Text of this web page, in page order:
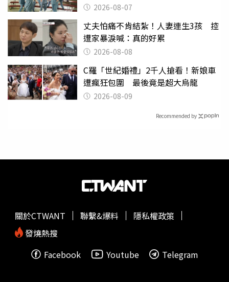
2026-08-07
丈夫怕痛不肯結紮！人妻連生3孩 控
遭家暴淚喊：真的好累
2026-08-08
C羅「世紀婚禮」2千人搶看！新娘車
遭瘋狂包圍 最後竟是超大烏龍
2026-08-09
Recommended by
關於CTWANT 聯繫&爆料
隱私權政策
發燒熱搜
Facebook
Youtube Telegram